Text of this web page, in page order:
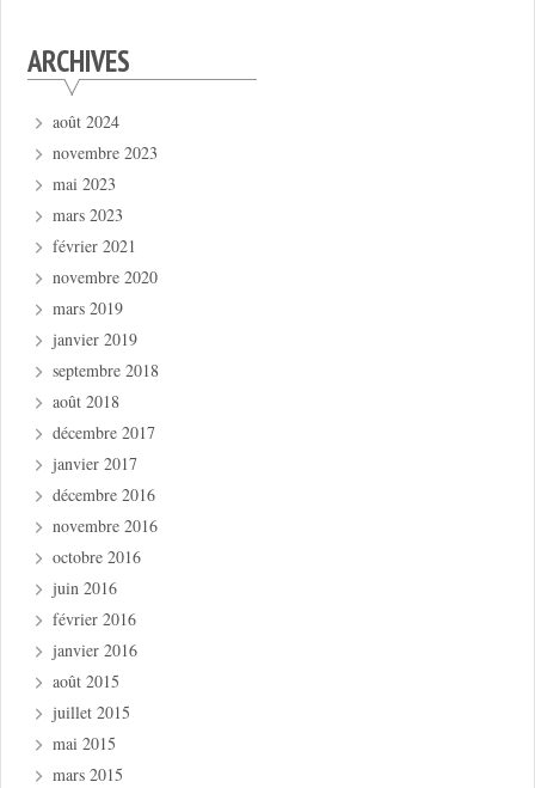
ARCHIVES
août 2024
novembre 2023
mai 2023
mars 2023
février 2021
novembre 2020
mars 2019
janvier 2019
septembre 2018
août 2018
décembre 2017
janvier 2017
décembre 2016
novembre 2016
octobre 2016
juin 2016
février 2016
janvier 2016
août 2015
juillet 2015
mai 2015
mars 2015